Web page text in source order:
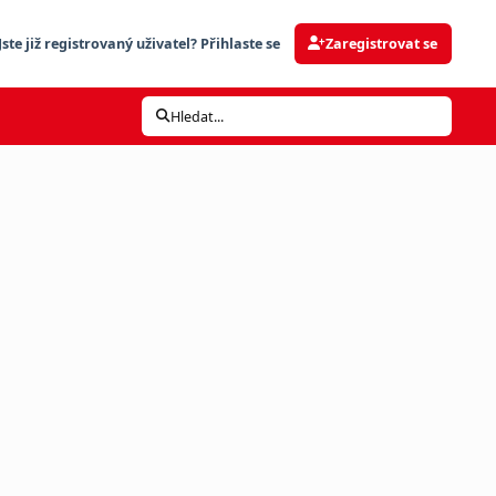
Jste již registrovaný uživatel? Přihlaste se Zaregistrovat se
Hledat...